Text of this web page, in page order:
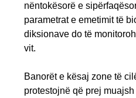
nëntokësorë e
parametrat e emetimit të
diksionave do të
vit.
Banorët e kësaj zone të
protestojnë që prej